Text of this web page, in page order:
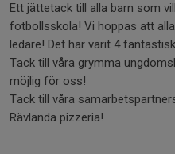
Ett jättetack till alla barn som
fotbollsskola! Vi hoppas att
ledare! Det har varit 4
Tack till våra grymma
möjlig för oss!
Tack till våra
Rävlanda pizzeria!